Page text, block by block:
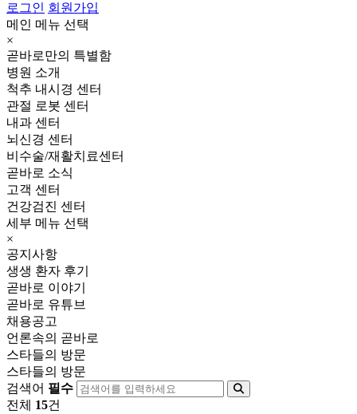
로그인 회원가입
메인 메뉴 선택
×
곧바로만의 특별함
병원 소개
척추 내시경 센터
관절 로봇 센터
내과 센터
뇌신경 센터
비수술/재활치료센터
곧바로 소식
고객 센터
건강검진 센터
세부 메뉴 선택
×
공지사항
생생 환자 후기
곧바로 이야기
곧바로 유튜브
채용공고
언론속의 곧바로
스타들의 방문
스타들의 방문
검색어 필수
전체 15건